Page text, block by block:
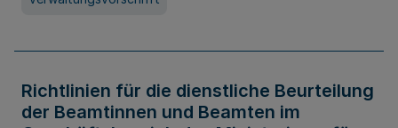
Richtlinien für die dienstliche Beurteilung
der Beamtinnen und Beamten im